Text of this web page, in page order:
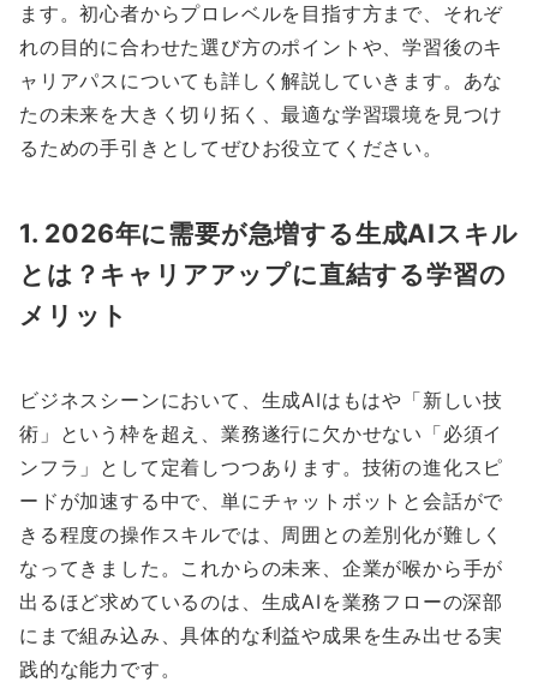
ます。初心者からプロレベルを目指す方まで、それぞ
れの目的に合わせた選び方のポイントや、学習後のキ
ャリアパスについても詳しく解説していきます。あな
たの未来を大きく切り拓く、最適な学習環境を見つけ
るための手引きとしてぜひお役立てください。
1. 2026年に需要が急増する生成AIスキル
とは？キャリアアップに直結する学習の
メリット
ビジネスシーンにおいて、生成AIはもはや「新しい技
術」という枠を超え、業務遂行に欠かせない「必須イ
ンフラ」として定着しつつあります。技術の進化スピ
ードが加速する中で、単にチャットボットと会話がで
きる程度の操作スキルでは、周囲との差別化が難しく
なってきました。これからの未来、企業が喉から手が
出るほど求めているのは、生成AIを業務フローの深部
にまで組み込み、具体的な利益や成果を生み出せる実
践的な能力です。